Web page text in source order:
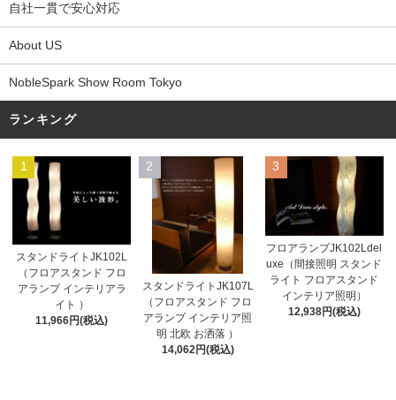
自社一貫で安心対応
About US
NobleSpark Show Room Tokyo
ランキング
1
スタンドライトJK102L
（フロアスタンド フロ
アランプ インテリアラ
イト ）
11,966円(税込)
2
スタンドライトJK107L
（フロアスタンド フロ
アランプ インテリア照
明 北欧 お洒落 ）
14,062円(税込)
3
フロアランプJK102Ldel
uxe（間接照明 スタンド
ライト フロアスタンド
インテリア照明）
12,938円(税込)